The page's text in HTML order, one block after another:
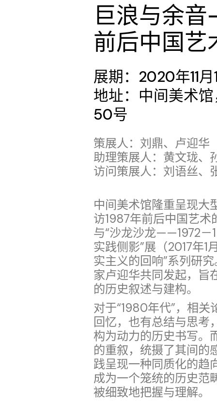
巨浪与余
前后中国艺
展期：2020年11
地址：中间美术
50号
策展人：刘鼎、卢迎华
助理策展人：黄文珑、
访问策展人：刘语丝、
中间美术馆隆重呈现
访1987年前后中国艺术
与“沙龙沙龙——1972－
实践侧影”展（2017年
实主义的回响”系列研
家卢迎华共同发起，旨
的历史叙述与建构。
对于“1980年代”，相
回忆，也有总结与思考
构为动力的历史书写。
的重叙，统摄了其间的
践呈现一种同质化的趋
成为一个笼统的历史范
被细致地把握与理解。